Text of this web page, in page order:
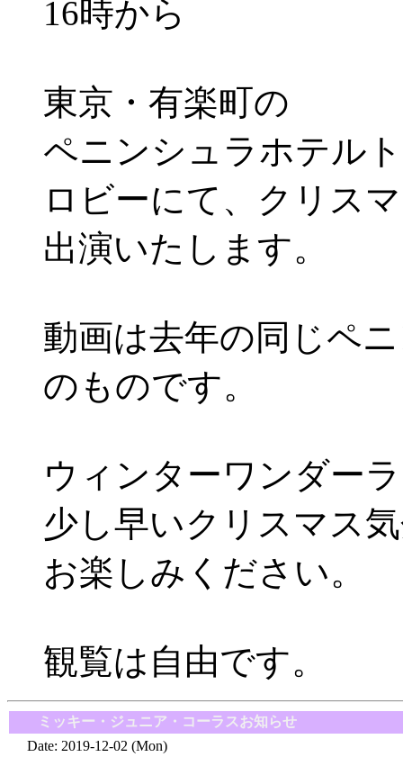
16時から
東京・有楽町の
ペニンシュラホテル
ロビーにて、クリス
出演いたします。
動画は去年の同じペ
のものです。
ウィンターワンダー
少し早いクリスマス
お楽しみください。
観覧は自由です。
ミッキー・ジュニア・コーラスお知らせ
Date: 2019-12-02 (Mon)